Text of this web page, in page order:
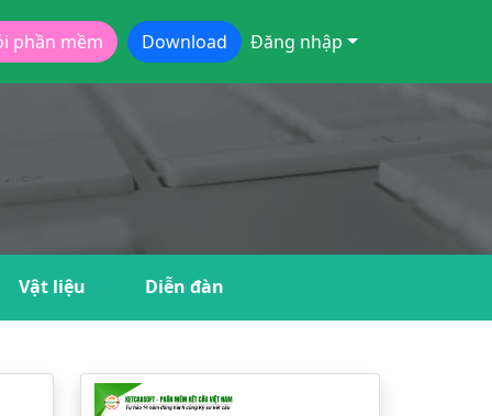
phần mềm Download Đăng nhập
Vật liệu Diễn đàn